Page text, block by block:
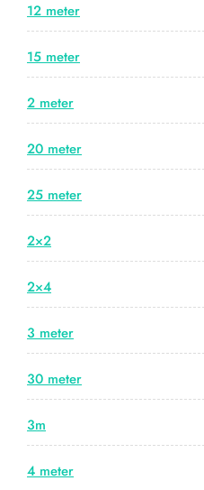
12 meter
15 meter
2 meter
20 meter
25 meter
2×2
2×4
3 meter
30 meter
3m
4 meter